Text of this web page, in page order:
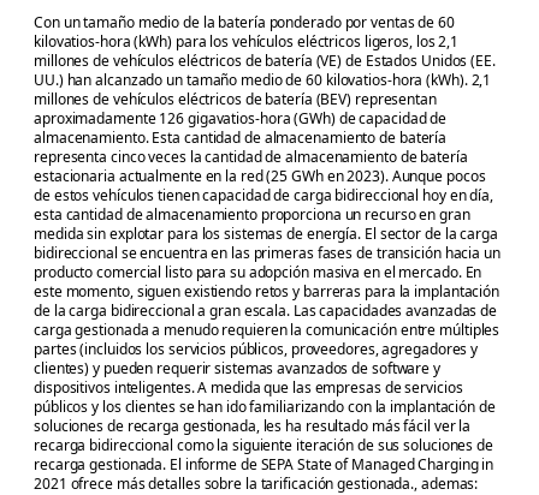
Con un tamaño medio de la batería ponderado por ventas de 60
kilovatios-hora (kWh) para los vehículos eléctricos ligeros, los 2,1
millones de vehículos eléctricos de batería (VE) de Estados Unidos (EE.
UU.) han alcanzado un tamaño medio de 60 kilovatios-hora (kWh). 2,1
millones de vehículos eléctricos de batería (BEV) representan
aproximadamente 126 gigavatios-hora (GWh) de capacidad de
almacenamiento. Esta cantidad de almacenamiento de batería
representa cinco veces la cantidad de almacenamiento de batería
estacionaria actualmente en la red (25 GWh en 2023). Aunque pocos
de estos vehículos tienen capacidad de carga bidireccional hoy en día,
esta cantidad de almacenamiento proporciona un recurso en gran
medida sin explotar para los sistemas de energía. El sector de la carga
bidireccional se encuentra en las primeras fases de transición hacia un
producto comercial listo para su adopción masiva en el mercado. En
este momento, siguen existiendo retos y barreras para la implantación
de la carga bidireccional a gran escala. Las capacidades avanzadas de
carga gestionada a menudo requieren la comunicación entre múltiples
partes (incluidos los servicios públicos, proveedores, agregadores y
clientes) y pueden requerir sistemas avanzados de software y
dispositivos inteligentes. A medida que las empresas de servicios
públicos y los clientes se han ido familiarizando con la implantación de
soluciones de recarga gestionada, les ha resultado más fácil ver la
recarga bidireccional como la siguiente iteración de sus soluciones de
recarga gestionada. El informe de SEPA State of Managed Charging in
2021 ofrece más detalles sobre la tarificación gestionada., ademas: